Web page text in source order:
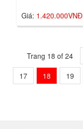
Giá: 1.420.000VNĐ
Trang 18 of 24
17
18 19